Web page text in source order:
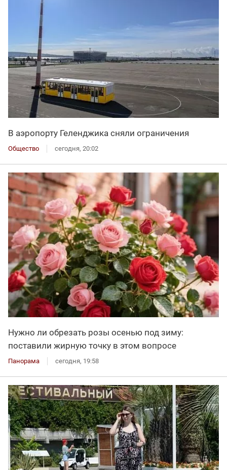
В аэропорту Геленджика сняли ограничения
Общество сегодня, 20:02
Нужно ли обрезать розы осенью под зиму:
поставили жирную точку в этом вопросе
Панорама сегодня, 19:58